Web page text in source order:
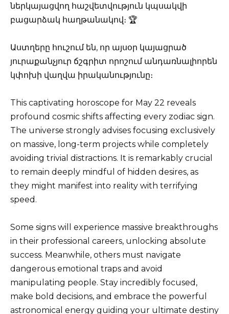
ներկայացվող հաշվետվություն կպսակվի
բացարձակ հաղթանակով։ 🏆
Աստղերը հուշում են, որ այսօր կայացրած
յուրաքանչյուր ճշգրիտ որոշում անդառնալիորեն
կփոխի վաղվա իրականությունը։
This captivating horoscope for May 22 reveals
profound cosmic shifts affecting every zodiac sign.
The universe strongly advises focusing exclusively
on massive, long-term projects while completely
avoiding trivial distractions. It is remarkably crucial
to remain deeply mindful of hidden desires, as
they might manifest into reality with terrifying
speed.
Some signs will experience massive breakthroughs
in their professional careers, unlocking absolute
success. Meanwhile, others must navigate
dangerous emotional traps and avoid
manipulating people. Stay incredibly focused,
make bold decisions, and embrace the powerful
astronomical energy guiding your ultimate destiny